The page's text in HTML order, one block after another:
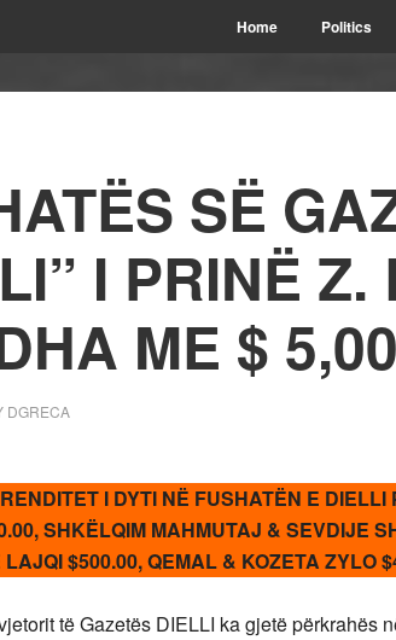
Home Politics
SË
I PRINË Z.
ME $
DGRECA
I DYTI NË FUSHATËN E
SHKËLQIM MAHMUTAJ & SEVDIJE
LAJQI $500.00, QEMAL & KOZETA ZYLO
të Gazetës DIELLI ka gjetë përkrahës